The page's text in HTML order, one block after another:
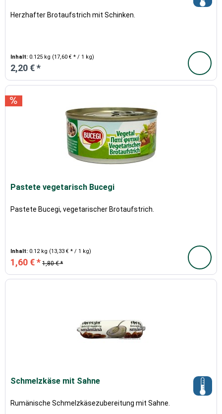
Herzhafter Brotaufstrich mit Schinken.
Inhalt: 0.125 kg (17,60 € * / 1 kg)
2,20 € *
Pastete vegetarisch Bucegi
Pastete Bucegi, vegetarischer Brotaufstrich.
Inhalt: 0.12 kg (13,33 € * / 1 kg)
1,60 € * 1,80 € *
Schmelzkäse mit Sahne
Rumänische Schmelzkäsezubereitung mit Sahne.